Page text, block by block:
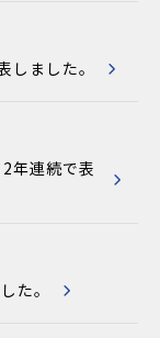
ました。
年連続で表
た。